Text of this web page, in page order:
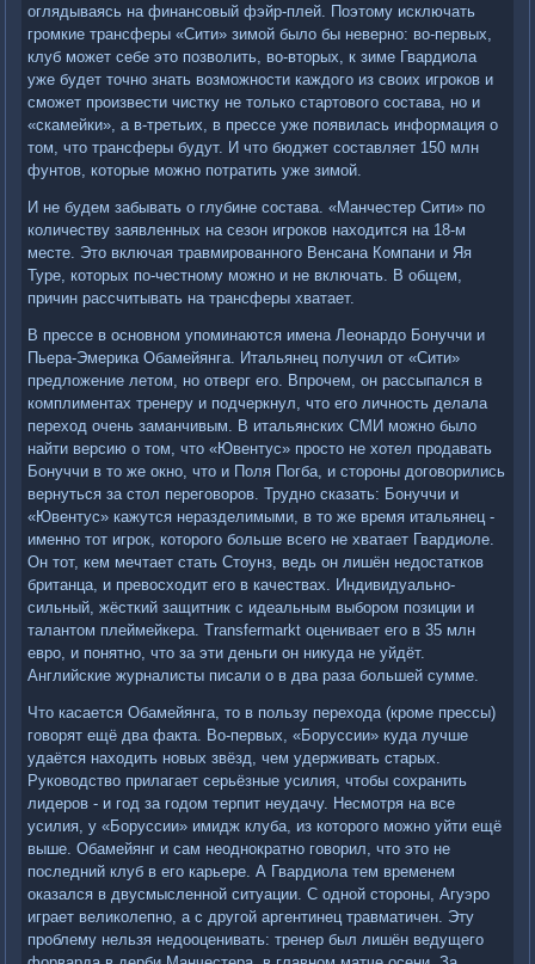
оглядываясь на финансовый фэйр-плей. Поэтому исключать
громкие трансферы «Сити» зимой было бы неверно: во-первых,
клуб может себе это позволить, во-вторых, к зиме Гвардиола
уже будет точно знать возможности каждого из своих игроков и
сможет произвести чистку не только стартового состава, но и
«скамейки», а в-третьих, в прессе уже появилась информация о
том, что трансферы будут. И что бюджет составляет 150 млн
фунтов, которые можно потратить уже зимой.
И не будем забывать о глубине состава. «Манчестер Сити» по
количеству заявленных на сезон игроков находится на 18-м
месте. Это включая травмированного Венсана Компани и Яя
Туре, которых по-честному можно и не включать. В общем,
причин рассчитывать на трансферы хватает.
В прессе в основном упоминаются имена Леонардо Бонуччи и
Пьера-Эмерика Обамейянга. Итальянец получил от «Сити»
предложение летом, но отверг его. Впрочем, он рассыпался в
комплиментах тренеру и подчеркнул, что его личность делала
переход очень заманчивым. В итальянских СМИ можно было
найти версию о том, что «Ювентус» просто не хотел продавать
Бонуччи в то же окно, что и Поля Погба, и стороны договорились
вернуться за стол переговоров. Трудно сказать: Бонуччи и
«Ювентус» кажутся неразделимыми, в то же время итальянец -
именно тот игрок, которого больше всего не хватает Гвардиоле.
Он тот, кем мечтает стать Стоунз, ведь он лишён недостатков
британца, и превосходит его в качествах. Индивидуально-
сильный, жёсткий защитник с идеальным выбором позиции и
талантом плеймейкера. Transfermarkt оценивает его в 35 млн
евро, и понятно, что за эти деньги он никуда не уйдёт.
Английские журналисты писали о в два раза большей сумме.
Что касается Обамейянга, то в пользу перехода (кроме прессы)
говорят ещё два факта. Во-первых, «Боруссии» куда лучше
удаётся находить новых звёзд, чем удерживать старых.
Руководство прилагает серьёзные усилия, чтобы сохранить
лидеров - и год за годом терпит неудачу. Несмотря на все
усилия, у «Боруссии» имидж клуба, из которого можно уйти ещё
выше. Обамейянг и сам неоднократно говорил, что это не
последний клуб в его карьере. А Гвардиола тем временем
оказался в двусмысленной ситуации. С одной стороны, Агуэро
играет великолепно, а с другой аргентинец травматичен. Эту
проблему нельзя недооценивать: тренер был лишён ведущего